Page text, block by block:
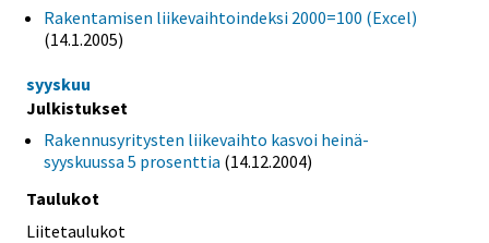
Rakentamisen liikevaihtoindeksi 2000=100 (Excel)
(14.1.2005)
syyskuu
Julkistukset
Rakennusyritysten liikevaihto kasvoi heinä-
syyskuussa 5 prosenttia (14.12.2004)
Taulukot
Liitetaulukot